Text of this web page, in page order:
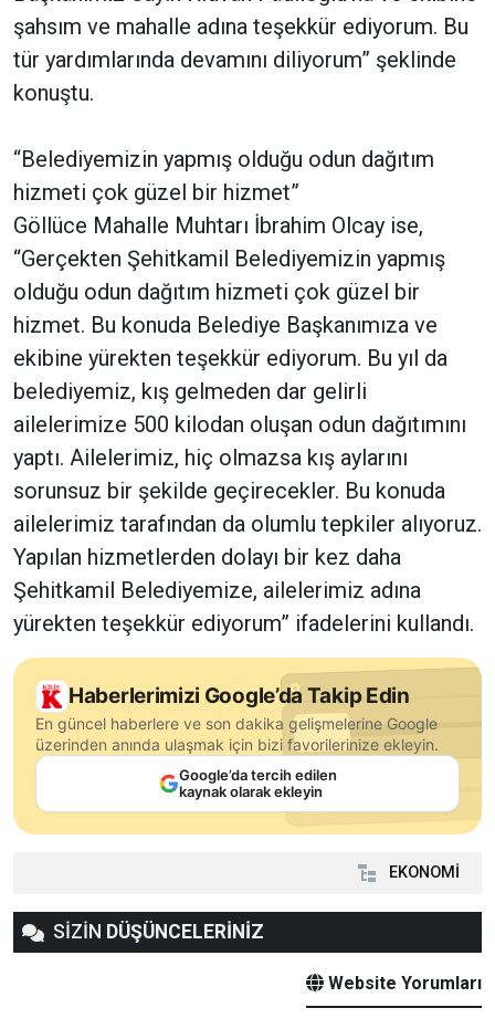
şahsım ve mahalle adına teşekkür ediyorum. Bu
tür yardımlarında devamını diliyorum” şeklinde
konuştu.
“Belediyemizin yapmış olduğu odun dağıtım
hizmeti çok güzel bir hizmet”
Göllüce Mahalle Muhtarı İbrahim Olcay ise,
“Gerçekten Şehitkamil Belediyemizin yapmış
olduğu odun dağıtım hizmeti çok güzel bir
hizmet. Bu konuda Belediye Başkanımıza ve
ekibine yürekten teşekkür ediyorum. Bu yıl da
belediyemiz, kış gelmeden dar gelirli
ailelerimize 500 kilodan oluşan odun dağıtımını
yaptı. Ailelerimiz, hiç olmazsa kış aylarını
sorunsuz bir şekilde geçirecekler. Bu konuda
ailelerimiz tarafından da olumlu tepkiler alıyoruz.
Yapılan hizmetlerden dolayı bir kez daha
Şehitkamil Belediyemize, ailelerimiz adına
yürekten teşekkür ediyorum” ifadelerini kullandı.
Haberlerimizi Google’da Takip Edin
En güncel haberlere ve son dakika gelişmelerine Google
üzerinden anında ulaşmak için bizi favorilerinize ekleyin.
Google’da tercih edilen
kaynak olarak ekleyin
EKONOMİ
SİZİN DÜŞÜNCELERİNİZ
Website Yorumları